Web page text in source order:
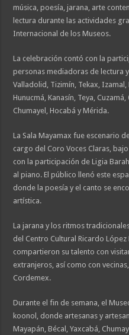
música, poesía, jarana, arte
lectura durante las actividades
Internacional de los Museos.
La celebración contó con la
personas mediadoras de lectura
Valladolid, Tizimín, Tekax,
Hunucmá, Kanasín, Teya,
Chumayel, Hocabá y Mérida.
La Sala Mayamax fue escenario
cargo del Coro Voces Claras,
con la participación de Ligia
al piano. El público llenó este
donde la poesía y el canto se
artística.
La jarana y los ritmos
del Centro Cultural Ricardo
compartieron su talento con
extranjeros, así como con
Cordemex.
Durante el fin de semana, el
koonol, donde artesanas y
Mayapán, Bécal, Yaxcabá,